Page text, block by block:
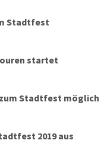
Stadtfest
startet
Stadtfest möglich
2019 aus